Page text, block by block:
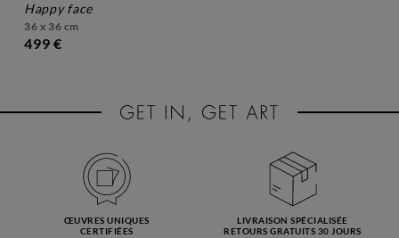
happy face
36 x 36 cm
499 €
ŒUVRES UNIQUES
CERTIFIÉES
LIVRAISON SPÉCIALISÉE
RETOURS GRATUITS 30 JOURS